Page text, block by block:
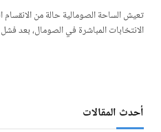
تعيش الساحة الصومالية حالة من
الانتخابات المباشرة في الصومال، بعد
أحدث المقالات